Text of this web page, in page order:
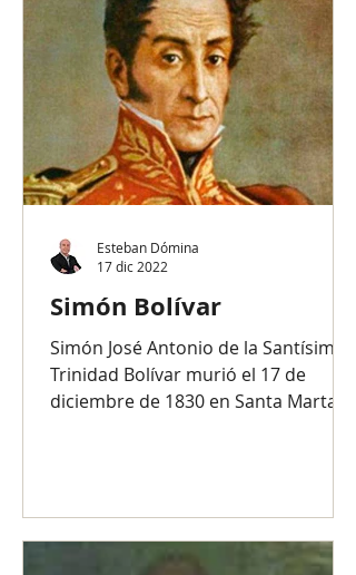
Simón Bolívar
Simón José Antonio de la Santísima
Trinidad Bolívar murió el 17 de
diciembre de 1830 en Santa Marta,
Esteban Dómina
17 dic 2022